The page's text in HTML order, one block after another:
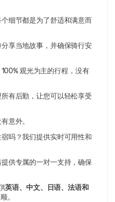
个细节都是为了舒适和满意而
享当地故事，并确保骑行安
观光为主的行程，没有
有后勤，让您可以轻松享受
意外。
吗？我们提供实时可用性和
供专属的一对一支持，确保
英语、中文、日语、法语和
。